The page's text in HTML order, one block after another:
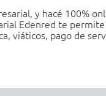
y hacé 100%
Edenred te
viáticos, pago de